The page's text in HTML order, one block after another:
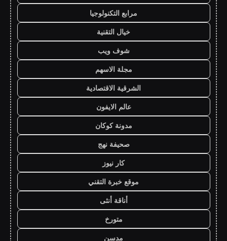
مرابع التكنولوجيا
خيال التقنية
شوف ويب
مجلة الاسهم
الشرقية الاقتصادية
عالم الايفون
مدونة كوكان
صحيفة نهج
كار نيوز
موقع خبرة التقني
أناقة أنثى
متورخ
مدسن